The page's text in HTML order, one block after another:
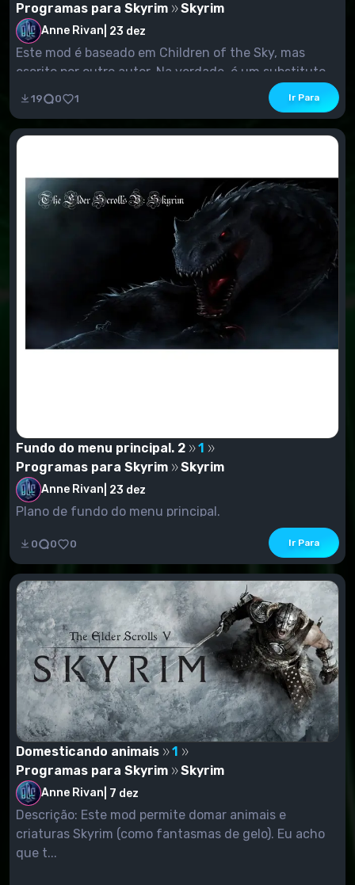
Programas para Skyrim
Skyrim
Anne Rivan 23 dez
Este mod é baseado em Children of the Sky, mas
escrito por outro autor. Na verdade, é um substituto...
19 0 1 Ir Para
Fundo do menu principal. 2
1
Programas para Skyrim
Skyrim
Anne Rivan 23 dez
Plano de fundo do menu principal.
0 0 0 Ir Para
Domesticando animais
1
Programas para Skyrim
Skyrim
Anne Rivan 7 dez
Descrição: Este mod permite domar animais e
criaturas Skyrim (como fantasmas de gelo). Eu acho
que t...